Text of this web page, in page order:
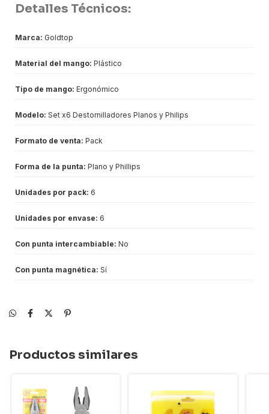
Detalles Técnicos:
Marca: Goldtop
Material del mango: Plástico
Tipo de mango: Ergonómico
Modelo: Set x6 Destornilladores Planos y Philips
Formato de venta: Pack
Forma de la punta: Plano y Phillips
Unidades por pack: 6
Unidades por envase: 6
Con punta intercambiable: No
Con punta magnética: Sí
Productos similares